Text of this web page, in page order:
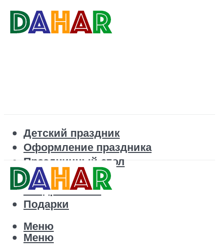
Детский праздник
Оформление праздника
Праздничный стол
Корпоратив
Поздравления
Подарки
Меню
Меню